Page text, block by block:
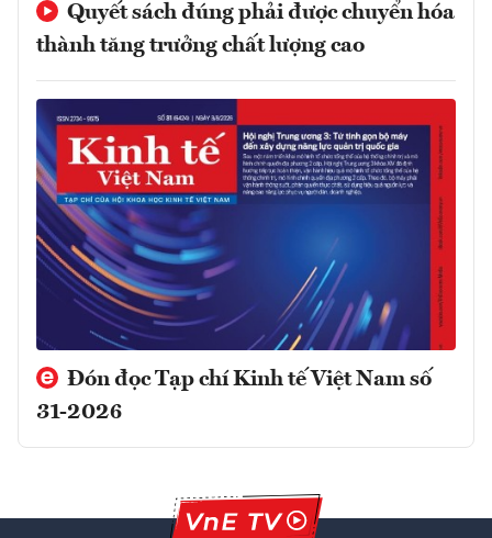
Quyết sách đúng phải được chuyển hóa
thành tăng trưởng chất lượng cao
Đón đọc Tạp chí Kinh tế Việt Nam số
31-2026